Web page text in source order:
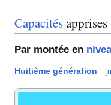
Capacitésapprises
Par montée en
Huitième génération [